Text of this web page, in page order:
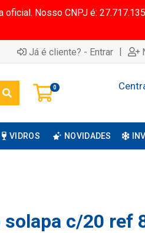
Nosso CNPJ é:
Já é cliente? - Entrar |
0
VIDROS NOVIDADES
c/20 ref